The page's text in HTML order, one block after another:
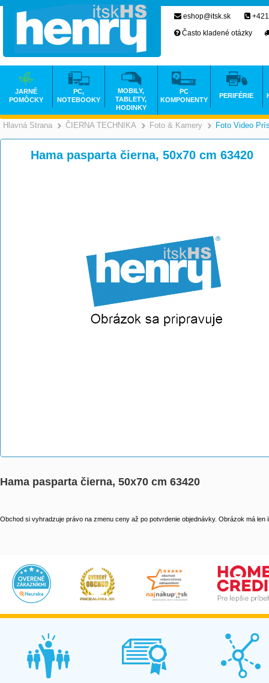
Hlavná Strana >
ČIERNA TECHNIKA >
Foto & Kamery Foto Video
Hama pasparta čierna, 50x70 cm 63420
Hama pasparta čierna, 50x70 cm 63420
Obchod si vyhradzuje právo na zmenu ceny až po potvrdenie objednávky. Obrázok má len
eshop@itsk.sk
Často kladené otázky
JARNÉ
POMÔCKY
PC,
NOTEBOOKY
MOBILY,
TABLETY,
HODINKY
PC
KOMPONENTY
PERIFÉRIE